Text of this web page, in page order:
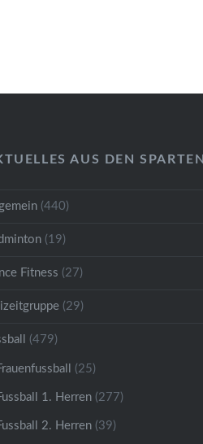
AUS DEN SPARTEN
(440)
(19)
Fitness (27)
(29)
(479)
(25)
1. Herren (277)
2. Herren (39)